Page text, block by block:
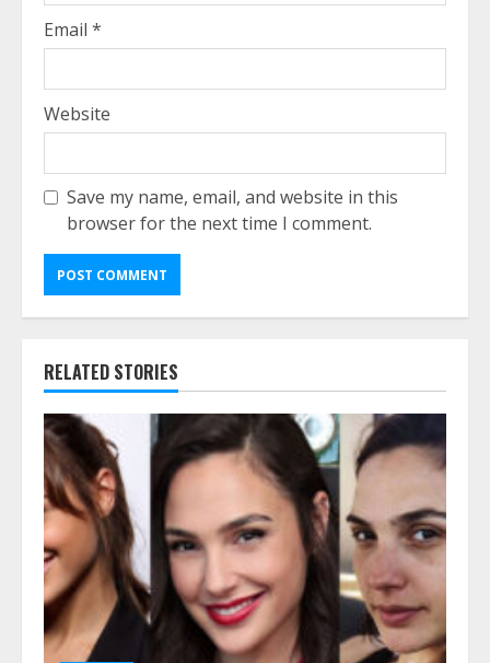
Email *
Website
Save my name, email, and website in this
browser for the next time I comment.
RELATED STORIES